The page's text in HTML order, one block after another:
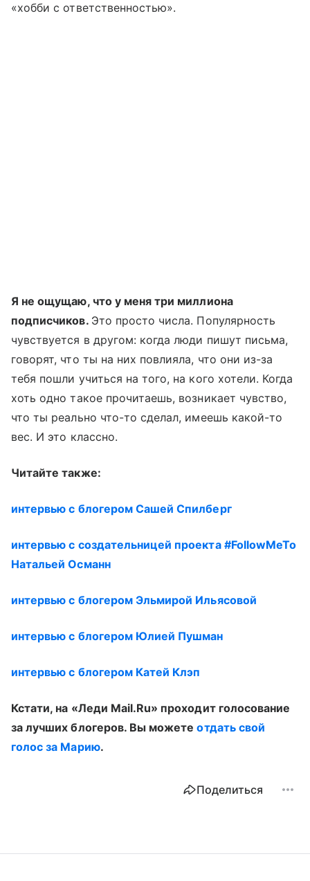
«хобби с ответственностью».
Я не ощущаю, что у меня три миллиона
подписчиков. Это просто числа. Популярность
чувствуется в другом: когда люди пишут письма,
говорят, что ты на них повлияла, что они из-за
тебя пошли учиться на того, на кого хотели. Когда
хоть одно такое прочитаешь, возникает чувство,
что ты реально что-то сделал, имеешь какой-то
вес. И это классно.
Читайте также:
интервью с блогером Сашей Спилберг
интервью с создательницей проекта #FollowMeTo
Натальей Османн
интервью с блогером Эльмирой Ильясовой
интервью с блогером Юлией Пушман
интервью с блогером Катей Клэп
Кстати, на «Леди Mail.Ru» проходит голосование
за лучших блогеров. Вы можетеотдать свой
голос за Марию.
Поделиться